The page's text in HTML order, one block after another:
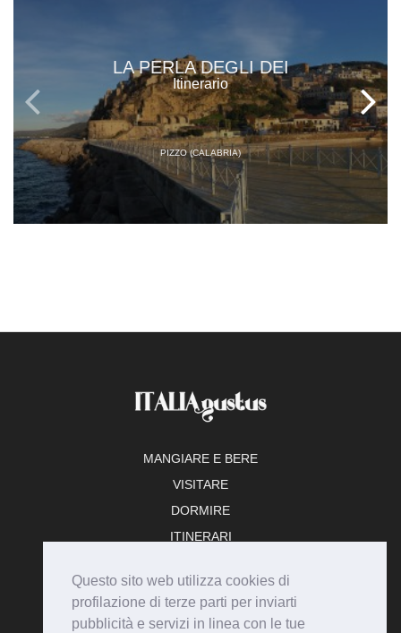
Questo sito web utilizza cookies di
profilazione di terze parti per inviarti
pubblicità e servizi in linea con le tue
LA PERLA DEGLI DEI
Itinerario
PIZZO (CALABRIA)
MANGIARE E BERE
VISITARE
DORMIRE
ITINERARI
ADERISCI